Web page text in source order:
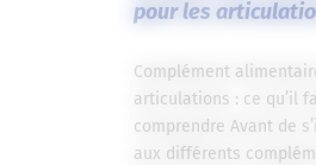
pour les
Complément
articulations : ce qu’il
comprendre Avant de
aux différents